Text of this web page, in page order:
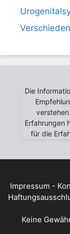
Die
Erfahrungen
für die
Impressum -
Keine